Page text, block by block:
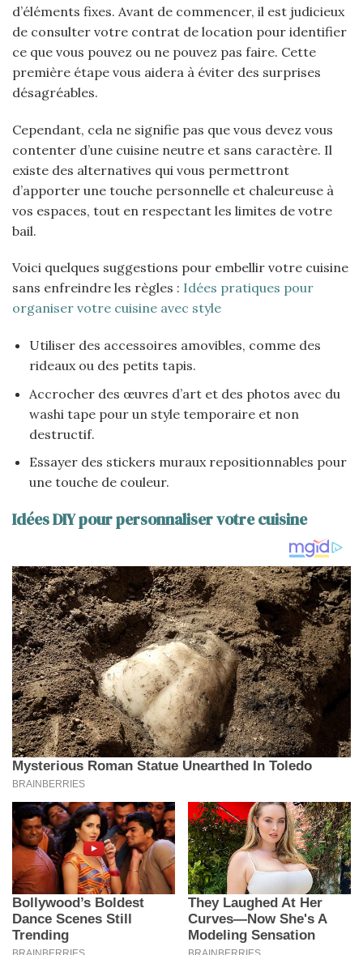
d’éléments fixes. Avant de commencer, il est judicieux
de consulter votre contrat de location pour identifier
ce que vous pouvez ou ne pouvez pas faire. Cette
première étape vous aidera à éviter des surprises
désagréables.
Cependant, cela ne signifie pas que vous devez vous
contenter d’une cuisine neutre et sans caractère. Il
existe des alternatives qui vous permettront
d’apporter une touche personnelle et chaleureuse à
vos espaces, tout en respectant les limites de votre
bail.
Voici quelques suggestions pour embellir votre cuisine
sans enfreindre les règles : Idées pratiques pour
organiser votre cuisine avec style
Utiliser des accessoires amovibles, comme des
rideaux ou des petits tapis.
Accrocher des œuvres d’art et des photos avec du
washi tape pour un style temporaire et non
destructif.
Essayer des stickers muraux repositionnables pour
une touche de couleur.
Idées DIY pour personnaliser votre cuisine